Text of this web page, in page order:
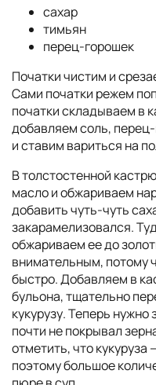
сахар
тимьян
перец-горошек
Початки чистим и
Сами початки режем
початки складываем в
добавляем соль,
и ставим вариться на
В толстостенной
масло и обжариваем
добавить чуть-чуть
закарамелизовался.
обжариваем ее до
внимательным, потому
быстро. Добавляем в
бульона, тщательно
кукурузу. Теперь
почти не покрывал
отметить, что кукуруза
поэтому большое